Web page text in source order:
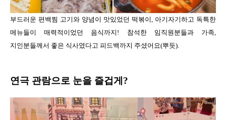
부드러운 편백찜 고기와 양념이 맛있었던 떡볶이, 아기자기하고 독특한
메뉴들이 매력적이었던 음식까지! 참석한 임직원분들과 가족,
지인분들께서 좋은 식사였다고 피드백까지 주셨어요(뿌듯).
연극 관람으로 눈을 즐겁게?